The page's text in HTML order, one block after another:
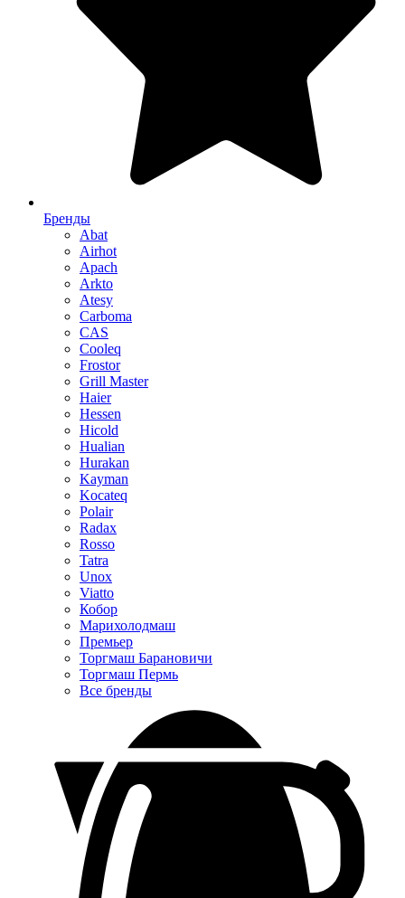
Бренды
Abat
Airhot
Apach
Arkto
Atesy
Carboma
CAS
Cooleq
Frostor
Grill Master
Haier
Hessen
Hicold
Hualian
Hurakan
Kayman
Kocateq
Polair
Radax
Rosso
Tatra
Unox
Viatto
Кобор
Марихолодмаш
Премьер
Торгмаш Барановичи
Торгмаш Пермь
Все бренды